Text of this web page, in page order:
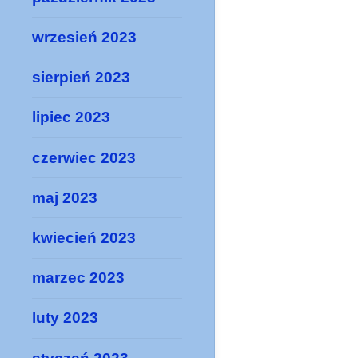
wrzesień 2023
sierpień 2023
lipiec 2023
czerwiec 2023
maj 2023
kwiecień 2023
marzec 2023
luty 2023